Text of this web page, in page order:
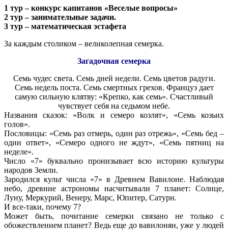
1 тур – конкурс капитанов «Веселые вопросы»
2 тур – занимательные задачи.
3 тур – математическая эстафета
За каждым столиком – великолепная семерка.
Загадочная семерка
Семь чудес света. Семь дней недели. Семь цветов радуги.
Семь недель поста. Семь смертных грехов. Француз дает
самую сильную клятву: «Крепко, как семь». Счастливый
чувствует себя на седьмом небе.
Названия сказок: «Волк и семеро козлят», «Семь козьих
голов».
Пословицы: «Семь раз отмерь, один раз отрежь», «Семь бед –
один ответ», «Семеро одного не ждут», «Семь пятниц на
неделе».
Число «7» буквально пронизывает всю историю культуры
народов Земли.
Зародился культ числа «7» в Древнем Вавилоне. Наблюдая
небо, древние астрономы насчитывали 7 планет: Солнце,
Луну, Меркурий, Венеру, Марс, Юпитер, Сатурн.
И все-таки, почему 7?
Может быть, почитание семерки связано не только с
обожествлением планет? Ведь еще до вавилонян, уже у людей